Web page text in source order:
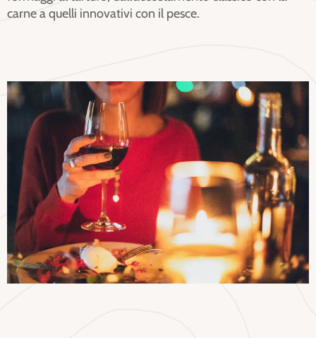
carne a quelli innovativi con il pesce.